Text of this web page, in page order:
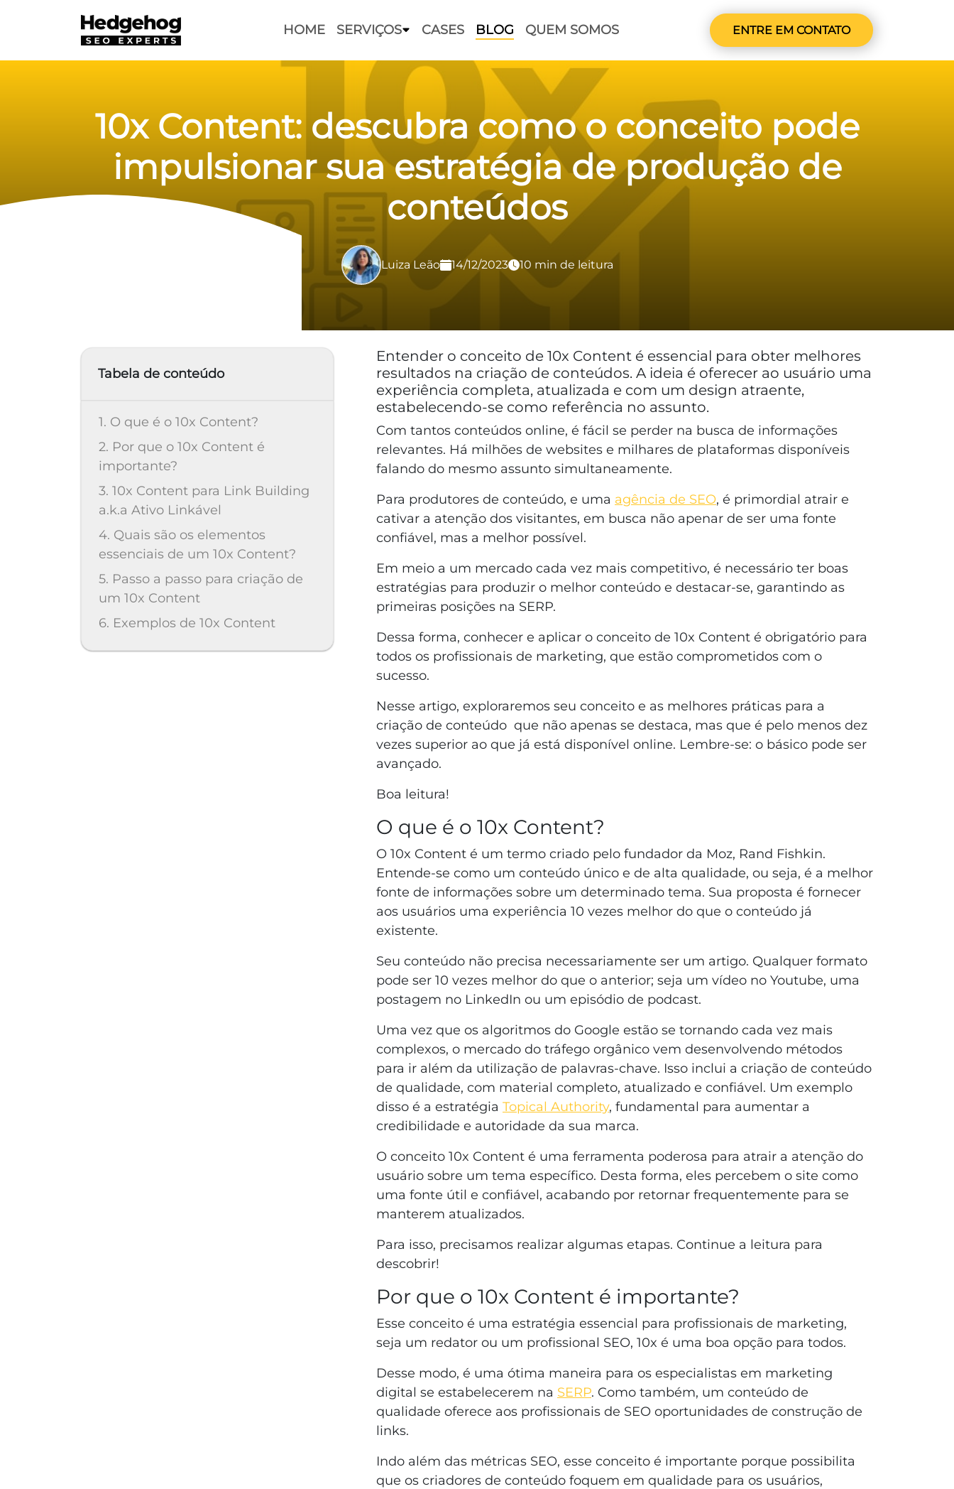
HOME SERVIÇOS CASES BLOG QUEM SOMOS ENTRE EM CONTATO
10x Content: descubra como o conceito pode
impulsionar sua estratégia de produção de
conteúdos
Luiza Leão 14/12/2023 10 min de leitura
Tabela de conteúdo
1. O que é o 10x Content?
2. Por que o 10x Content é
importante?
3. 10x Content para Link Building
a.k.a Ativo Linkável
4. Quais são os elementos
essenciais de um 10x Content?
5. Passo a passo para criação de
um 10x Content
6. Exemplos de 10x Content
Entender o conceito de 10x Content é essencial para obter melhores
resultados na criação de conteúdos. A ideia é oferecer ao usuário uma
experiência completa, atualizada e com um design atraente,
estabelecendo-se como referência no assunto.
Com tantos conteúdos online, é fácil se perder na busca de informações
relevantes. Há milhões de websites e milhares de plataformas disponíveis
falando do mesmo assunto simultaneamente.
Para produtores de conteúdo, e uma agência de SEO, é primordial atrair e
cativar a atenção dos visitantes, em busca não apenar de ser uma fonte
confiável, mas a melhor possível.
Em meio a um mercado cada vez mais competitivo, é necessário ter boas
estratégias para produzir o melhor conteúdo e destacar-se, garantindo as
primeiras posições na SERP.
Dessa forma, conhecer e aplicar o conceito de 10x Content é obrigatório para
todos os profissionais de marketing, que estão comprometidos com o
sucesso.
Nesse artigo, exploraremos seu conceito e as melhores práticas para a
criação de conteúdo que não apenas se destaca, mas que é pelo menos dez
vezes superior ao que já está disponível online. Lembre-se: o básico pode ser
avançado.
Boa leitura!
O que é o 10x Content?
O 10x Content é um termo criado pelo fundador da Moz, Rand Fishkin.
Entende-se como um conteúdo único e de alta qualidade, ou seja, é a melhor
fonte de informações sobre um determinado tema. Sua proposta é fornecer
aos usuários uma experiência 10 vezes melhor do que o conteúdo já
existente.
Seu conteúdo não precisa necessariamente ser um artigo. Qualquer formato
pode ser 10 vezes melhor do que o anterior; seja um vídeo no Youtube, uma
postagem no LinkedIn ou um episódio de podcast.
Uma vez que os algoritmos do Google estão se tornando cada vez mais
complexos, o mercado do tráfego orgânico vem desenvolvendo métodos
para ir além da utilização de palavras-chave. Isso inclui a criação de conteúdo
de qualidade, com material completo, atualizado e confiável. Um exemplo
disso é a estratégia Topical Authority, fundamental para aumentar a
credibilidade e autoridade da sua marca.
O conceito 10x Content é uma ferramenta poderosa para atrair a atenção do
usuário sobre um tema específico. Desta forma, eles percebem o site como
uma fonte útil e confiável, acabando por retornar frequentemente para se
manterem atualizados.
Para isso, precisamos realizar algumas etapas. Continue a leitura para
descobrir!
Por que o 10x Content é importante?
Esse conceito é uma estratégia essencial para profissionais de marketing,
seja um redator ou um profissional SEO, 10x é uma boa opção para todos.
Desse modo, é uma ótima maneira para os especialistas em marketing
digital se estabelecerem na SERP. Como também, um conteúdo de
qualidade oferece aos profissionais de SEO oportunidades de construção de
links.
Indo além das métricas SEO, esse conceito é importante porque possibilita
que os criadores de conteúdo foquem em qualidade para os usuários,